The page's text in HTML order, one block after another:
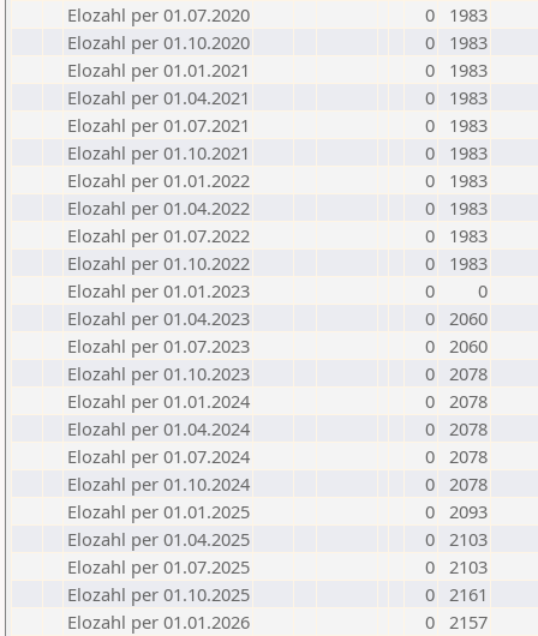
Elozahl per 01.07.2020
0
1983
Elozahl per 01.10.2020
0
1983
Elozahl per 01.01.2021
0
1983
Elozahl per 01.04.2021
0
1983
Elozahl per 01.07.2021
0
1983
Elozahl per 01.10.2021
0
1983
Elozahl per 01.01.2022
0
1983
Elozahl per 01.04.2022
0
1983
Elozahl per 01.07.2022
0
1983
Elozahl per 01.10.2022
0
1983
Elozahl per 01.01.2023
0
0
Elozahl per 01.04.2023
0 2060
Elozahl per 01.07.2023
0 2060
Elozahl per 01.10.2023
0 2078
Elozahl per 01.01.2024
0 2078
Elozahl per 01.04.2024
0 2078
Elozahl per 01.07.2024
0 2078
Elozahl per 01.10.2024
0 2078
Elozahl per 01.01.2025
0 2093
Elozahl per 01.04.2025
0 2103
Elozahl per 01.07.2025
0 2103
Elozahl per 01.10.2025
0 2161
Elozahl per 01.01.2026
0 2157